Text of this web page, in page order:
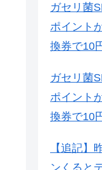
ガセリ菌
ポイント
換券で10
ガセリ菌
ポイント
換券で10
【追記】
ンくると